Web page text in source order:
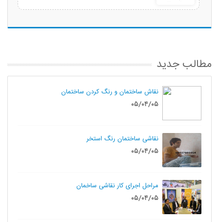
مطالب جدید
نقاش ساختمان و رنگ کردن ساختمان
۰۵/۰۴/۰۵
نقاشی ساختمان رنگ استخر
۰۵/۰۴/۰۵
مراحل اجرای کار نقاشی ساخمان
۰۵/۰۴/۰۵